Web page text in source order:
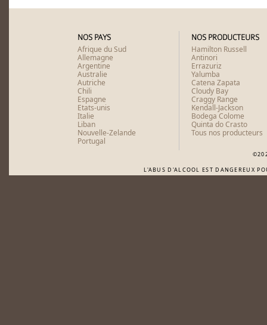
NOS PAYS
Afrique du Sud
Allemagne
Argentine
Australie
Autriche
Chili
Espagne
Etats-unis
Italie
Liban
Nouvelle-Zelande
Portugal
NOS PRODUCTEURS
Hamilton Russell
Antinori
Errazuriz
Yalumba
Catena Zapata
Cloudy Bay
Craggy Range
Kendall-Jackson
Bodega Colome
Quinta do Crasto
Tous nos producteurs
L'ABUS D'ALCOOL EST DANGEREUX